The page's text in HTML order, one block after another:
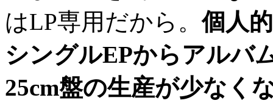
はLP専用だから。個人
シングルEPからアルバ
25cm盤の生産が少なく